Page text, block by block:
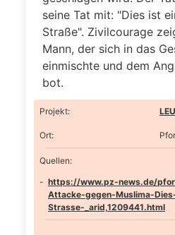
seine Tat mit: "Dies ist
Straße". Zivilcourage
Mann, der sich in das
einmischte und dem
bot.
Projekt:
Ort:
Quellen:
https://www.pz-news.de/
Attacke-gegen-Muslima-
Strasse-_arid,1209441.html